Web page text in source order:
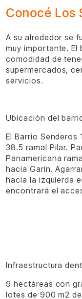
Conocé Los
A su alrededor se
muy importante. El
comodidad de
supermercados,
servicios.
Ubicación del
El Barrio Senderos
38.5 ramal Pilar.
Panamericana
hacia Garín.
hacia la izquierda
encontrará el
Infraestructura
9 hectáreas con
lotes de 900 m2